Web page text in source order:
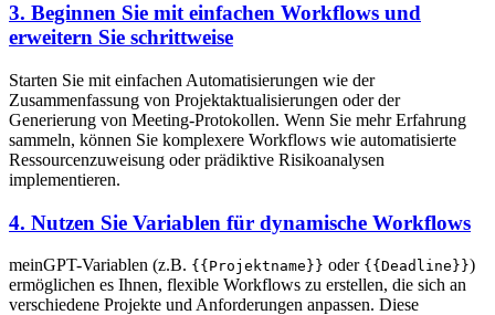
3. Beginnen Sie mit einfachen Workflows und
erweitern Sie schrittweise
Starten Sie mit einfachen Automatisierungen wie der
Zusammenfassung von Projektaktualisierungen oder der
Generierung von Meeting-Protokollen. Wenn Sie mehr Erfahrung
sammeln, können Sie komplexere Workflows wie automatisierte
Ressourcenzuweisung oder prädiktive Risikoanalysen
implementieren.
4. Nutzen Sie Variablen für dynamische Workflows
meinGPT-Variablen (z.B. {{Projektname}} oder {{Deadline}})
ermöglichen es Ihnen, flexible Workflows zu erstellen, die sich an
verschiedene Projekte und Anforderungen anpassen. Diese